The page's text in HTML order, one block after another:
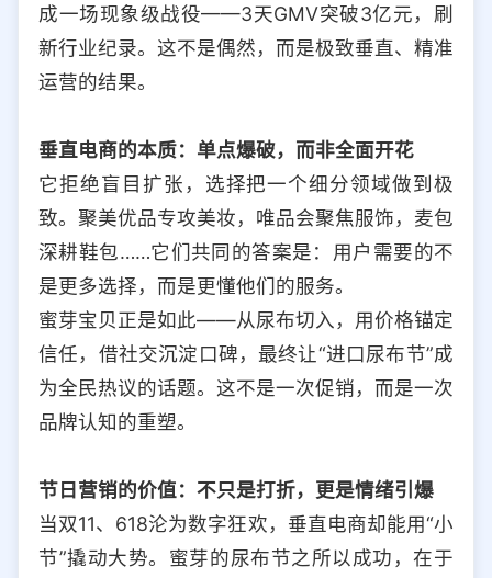
成一场现象级战役——3天GMV突破3亿元，刷
新行业纪录。这不是偶然，而是极致垂直、精准
运营的结果。
垂直电商的本质：单点爆破，而非全面开花
它拒绝盲目扩张，选择把一个细分领域做到极
致。聚美优品专攻美妆，唯品会聚焦服饰，麦包
深耕鞋包……它们共同的答案是：用户需要的不
是更多选择，而是更懂他们的服务。
蜜芽宝贝正是如此——从尿布切入，用价格锚定
信任，借社交沉淀口碑，最终让“进口尿布节”成
为全民热议的话题。这不是一次促销，而是一次
品牌认知的重塑。
节日营销的价值：不只是打折，更是情绪引爆
当双11、618沦为数字狂欢，垂直电商却能用“小
节”撬动大势。蜜芽的尿布节之所以成功，在于